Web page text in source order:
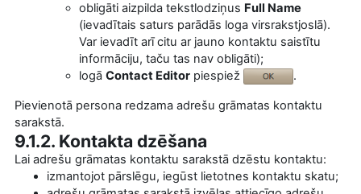
obligāti aizpilda tekstlodziņus Full Name
(ievadītais saturs parādās loga virsrakstjoslā).
Var ievadīt arī citu ar jauno kontaktu saistītu
informāciju, taču tas nav obligāti);
logā Contact Editor piespiež .
Pievienotā persona redzama adrešu grāmatas kontaktu
sarakstā.
9.1.2. Kontakta dzēšana
Lai adrešu grāmatas kontaktu sarakstā dzēstu kontaktu:
izmantojot pārslēgu, iegūst lietotnes kontaktu skatu;